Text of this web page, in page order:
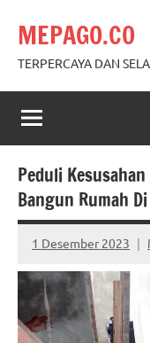
content
MEPAGO.CO
TERPERCAYA DAN
Peduli
Bangun Rumah
1 Desember 2023
No
comments